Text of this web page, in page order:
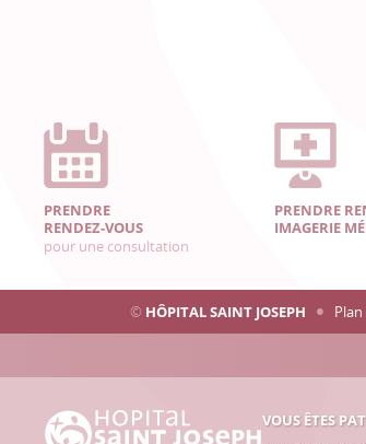
PRENDRE
RENDEZ-VOUS
pour une consultation
PRENDRE
IMAGERIE
© HÔPITAL SAINT JOSEPH
Hôpital Saint Joseph - Marseille
VOUS ÊTES